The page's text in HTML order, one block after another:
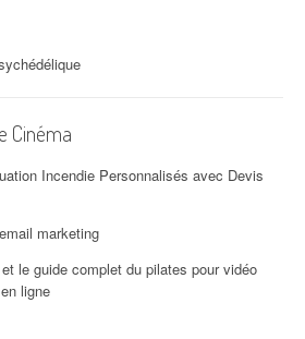
Cinéma
Incendie Personnalisés avec Devis
marketing
le guide complet du pilates pour vidéo
ligne